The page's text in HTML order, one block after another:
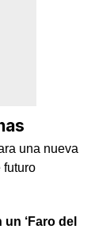
una nueva
futuro
‘Faro del